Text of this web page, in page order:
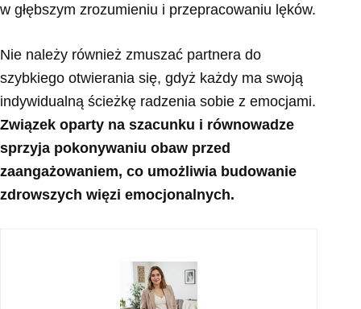
w głębszym zrozumieniu i przepracowaniu lęków.
Nie należy również zmuszać partnera do
szybkiego otwierania się, gdyż każdy ma swoją
indywidualną ścieżkę radzenia sobie z emocjami.
Związek oparty na szacunku i równowadze
sprzyja pokonywaniu obaw przed
zaangażowaniem, co umożliwia budowanie
zdrowszych więzi emocjonalnych.